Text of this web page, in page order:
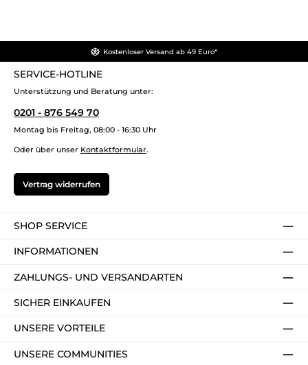
Kostenloser Versand ab 49 Euro*
SERVICE-HOTLINE
Unterstützung und Beratung unter:
0201 - 876 549 70
Montag bis Freitag, 08:00 - 16:30 Uhr
Oder über unser Kontaktformular.
Vertrag widerrufen
SHOP SERVICE
INFORMATIONEN
ZAHLUNGS- UND VERSANDARTEN
SICHER EINKAUFEN
UNSERE VORTEILE
UNSERE COMMUNITIES